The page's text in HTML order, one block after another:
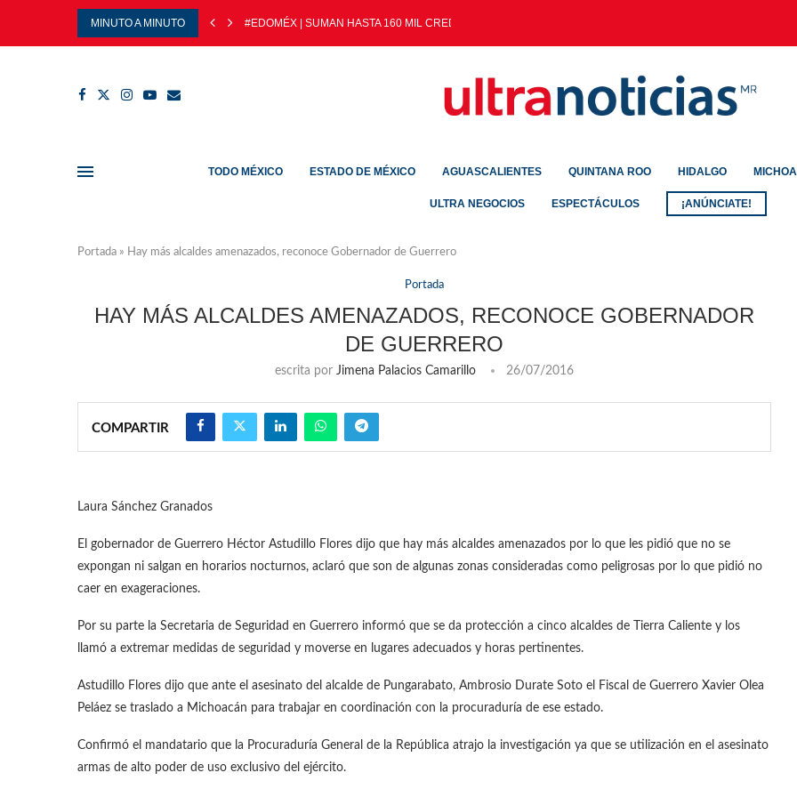
MINUTO A MINUTO #EDOMÉX | SUMAN HASTA 160 MIL CREDENCIALES EXPEDIDAS...
TODO MÉXICO ESTADO DE MÉXICO AGUASCALIENTES QUINTANA ROO HIDALGO
ULTRA NEGOCIOS ESPECTÁCULOS ¡ANÚNCIATE!
Portada » Hay más alcaldes amenazados, reconoce Gobernador de Guerrero
Portada
HAY MÁS ALCALDES AMENAZADOS, RECONOCE GOBERNADOR
DE GUERRERO
escrita por Jimena Palacios Camarillo 26/07/2016
COMPARTIR
Laura Sánchez Granados
El gobernador de Guerrero Héctor Astudillo Flores dijo que hay más alcaldes amenazados por lo que les pidió que no se
expongan ni salgan en horarios nocturnos, aclaró que son de algunas zonas consideradas como peligrosas por lo que pidió no
caer en exageraciones.
Por su parte la Secretaria de Seguridad en Guerrero informó que se da protección a cinco alcaldes de Tierra Caliente y los
llamó a extremar medidas de seguridad y moverse en lugares adecuados y horas pertinentes.
Astudillo Flores dijo que ante el asesinato del alcalde de Pungarabato, Ambrosio Durate Soto el Fiscal de Guerrero Xavier Olea
Peláez se traslado a Michoacán para trabajar en coordinación con la procuraduría de ese estado.
Confirmó el mandatario que la Procuraduría General de la República atrajo la investigación ya que se utilización en el asesinato
armas de alto poder de uso exclusivo del ejército.